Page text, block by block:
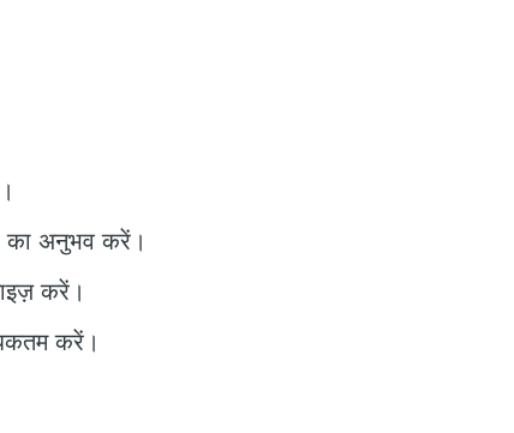
का अनुभव करें।
करें।
करें।